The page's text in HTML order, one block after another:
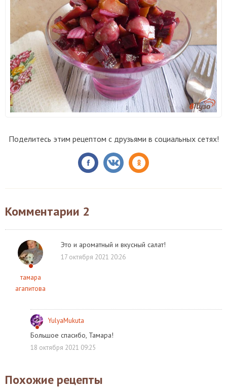
Поделитесь этим рецептом с друзьями в социальных сетях!
Комментарии 2
тамара
агапитова
Это и ароматный и вкусный салат!
17 октября 2021 20:26
YulyaMukuta
Большое спасибо, Тамара!
18 октября 2021 09:25
Похожие рецепты